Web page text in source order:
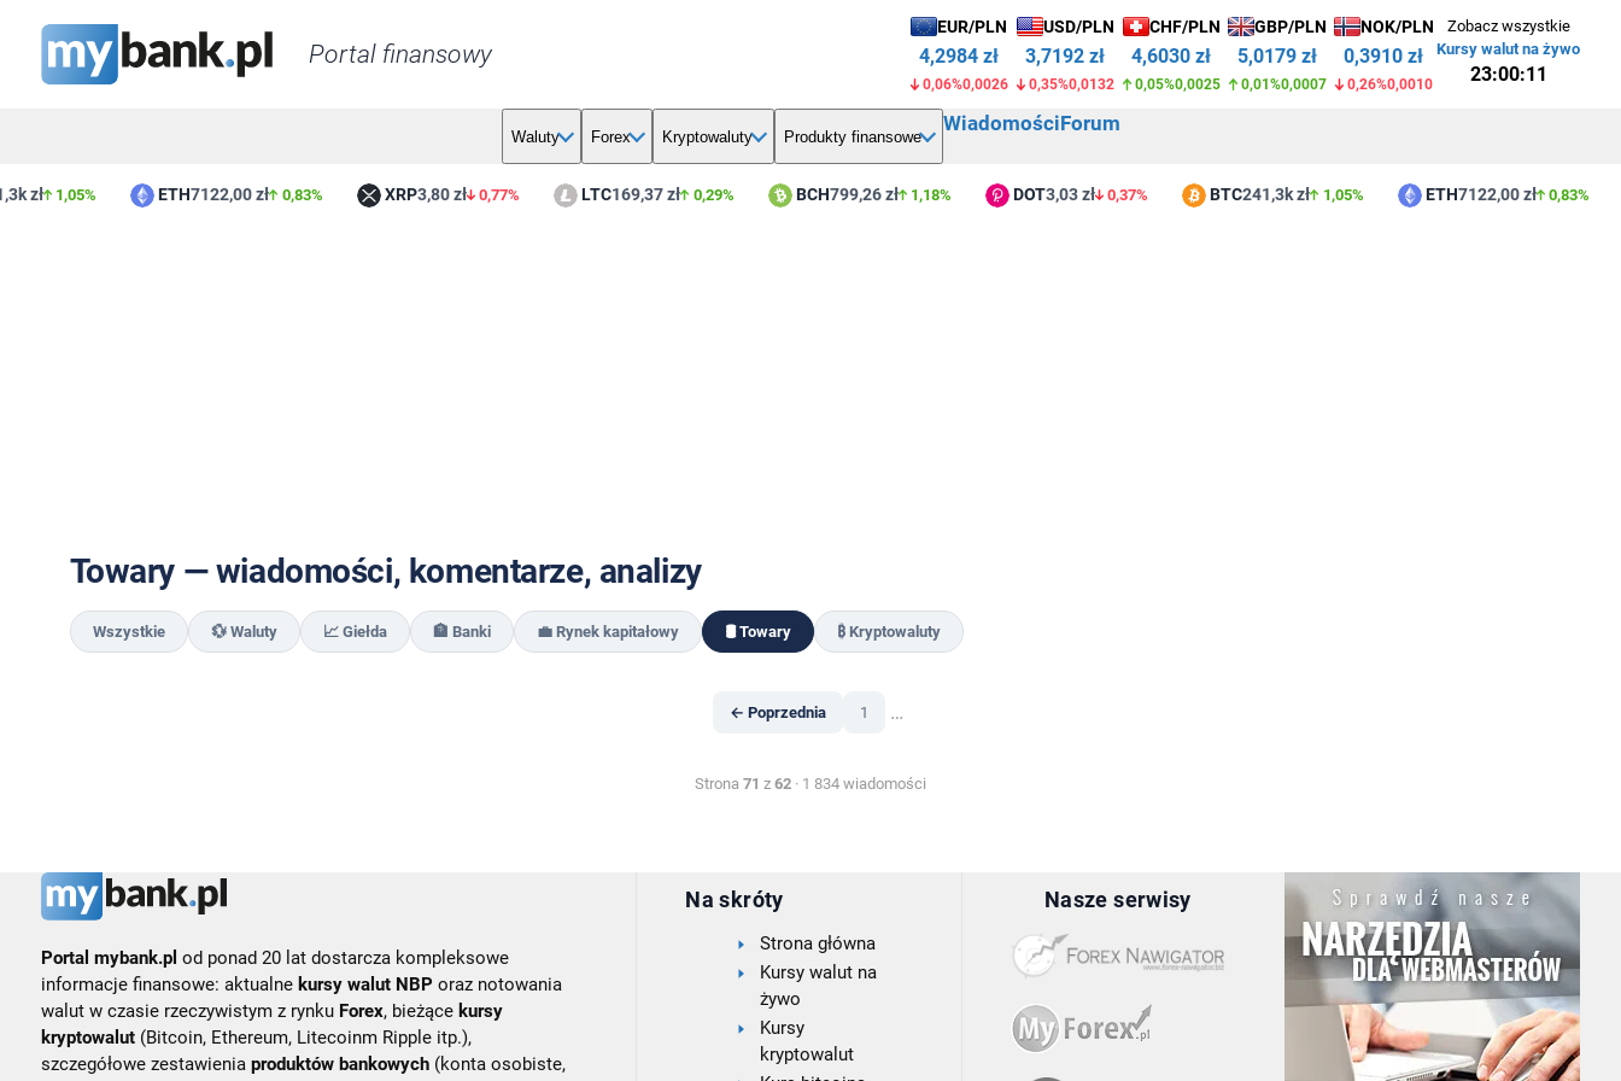
Portal finansowy
EUR/PLN
4,2984 zł
0,06%0,0026
USD/PLN
3,7192 zł
0,35%0,0132
CHF/PLN
4,6030 zł
0,05%0,0025
GBP/PLN
5,0179 zł
0,01%0,0007
NOK/PLN
0,3910 zł
0,26%0,0010
Zobacz wszystkie
Kursy walut na żywo
23:00:11
Waluty Forex Kryptowaluty Produkty finansowe
WiadomościForum
zł 1,05% ETH7122,00 zł 0,83% XRP3,80 zł 0,77% LTC169,37 zł 0,29% BCH799,26 zł 1,18% DOT3,03 zł 0,37% BTC241,3k zł 1,05% ETH7122,00 zł 0,83%
Towary — wiadomości, komentarze, analizy
Wszystkie 💱 Waluty 📈 Giełda 🏦 Banki 💼 Rynek kapitałowy 🛢️ Towary ₿ Kryptowaluty
← Poprzednia 1 …
Strona 71 z 62· 1 834 wiadomości
Portal mybank.pl od ponad 20 lat dostarcza kompleksowe
informacje finansowe: aktualne kursy walut NBP oraz notowania
walut w czasie rzeczywistym z rynku Forex, bieżące kursy
kryptowalut(Bitcoin, Ethereum, Litecoinm Ripple itp.),
szczegółowe zestawienia produktów bankowych(konta osobiste,
Na skróty
Strona główna
Kursy walut na
żywo
Kursy
kryptowalut
Nasze serwisy